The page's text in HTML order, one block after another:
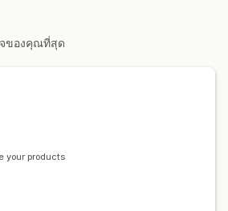
าง
สินค้า
มิก
พิ่ม ชุดการเสนอสินค้าอื่นที่คล้ายกัน
ามิก การกำหนดราคาแบบกำหนดเอง
จของคุณที่สุด
your products